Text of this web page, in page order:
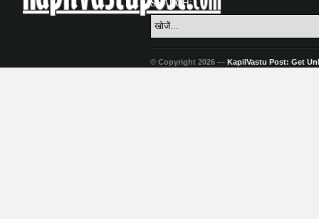
SEARCH:
© Copyright 2026 — KapilVastu Post: Get